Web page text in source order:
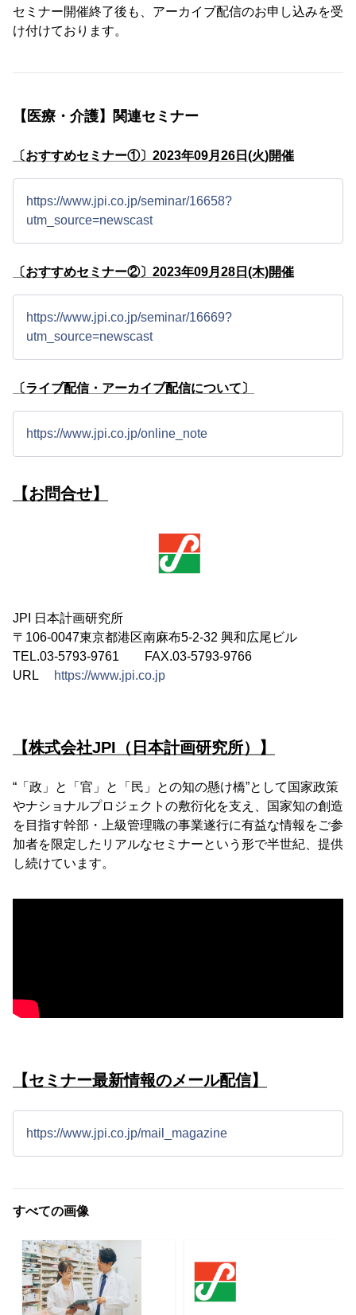
セミナー開催終了後も、アーカイブ配信のお申し込みを受
け付けております。
【医療・介護】関連セミナー
〔おすすめセミナー①〕2023年09月26日(火)開催
https://www.jpi.co.jp/seminar/16658?
utm_source=newscast
〔おすすめセミナー②〕2023年09月28日(木)開催
https://www.jpi.co.jp/seminar/16669?
utm_source=newscast
〔ライブ配信・アーカイブ配信について〕
https://www.jpi.co.jp/online_note
【お問合せ】
JPI 日本計画研究所
〒106-0047東京都港区南麻布5-2-32 興和広尾ビル
TEL.03-5793-9761 FAX.03-5793-9766
URL
https://www.jpi.co.jp
【株式会社JPI（日本計画研究所）】
“「政」と「官」と「民」との知の懸け橋”として国家政策
やナショナルプロジェクトの敷衍化を支え、国家知の創造
を目指す幹部・上級管理職の事業遂行に有益な情報をご参
加者を限定したリアルなセミナーという形で半世紀、提供
し続けています。
【セミナー最新情報のメール配信】
https://www.jpi.co.jp/mail_magazine
すべての画像